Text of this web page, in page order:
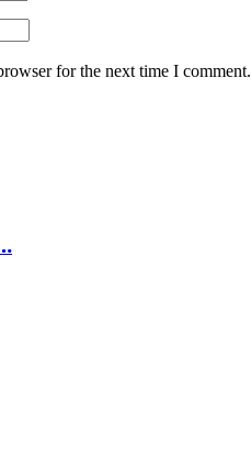
for the next time I comment.